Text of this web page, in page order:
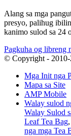
Alang sa mga
presyo, palihug
kanimo sulod sa 24
Pagkuha og libreng
© Copyright - 2010-
Mga Init nga
Mapa sa Site
AMP Mobile
Walay sulod
Walay Sulod
Leaf Tea Bag,
nga mga Tea